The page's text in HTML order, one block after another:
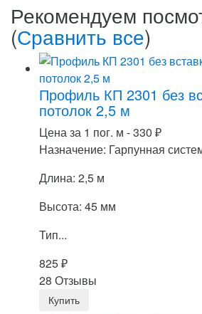
Рекомендуем
(Сравнить все)
Профиль КП 2301 без
потолок 2,5 м
Цена за 1 пог. м -330 ₽
Назначение: Гарпунная
Длина: 2,5 м
Высота: 45 мм
Тип...
825₽
28 Отзывы